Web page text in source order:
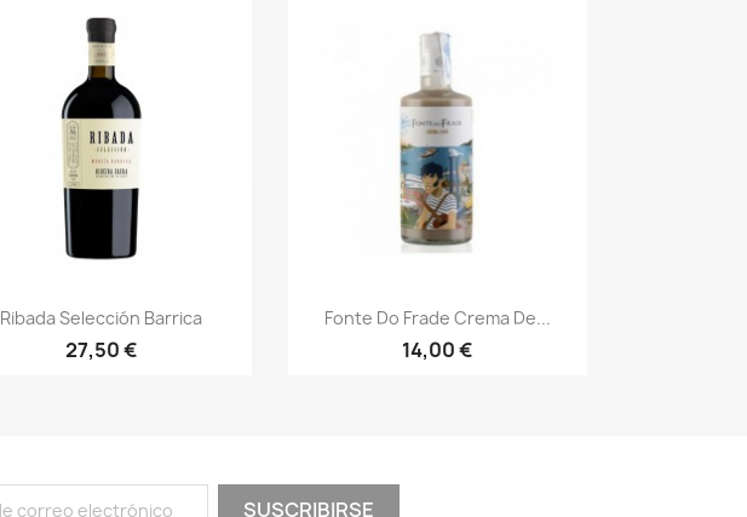
Vista rápida
Ribada Selección Barrica
27,50 €
Vista rápida
Fonte Do Frade Crema De...
14,00 €